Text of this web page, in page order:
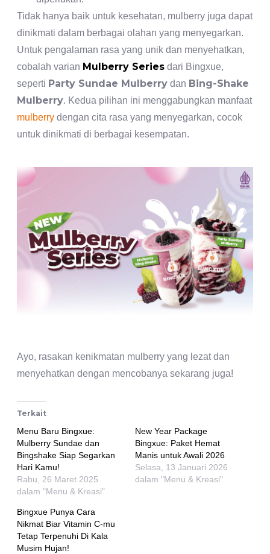
Tidak hanya baik untuk kesehatan, mulberry juga dapat
dinikmati dalam berbagai olahan yang menyegarkan.
Untuk pengalaman rasa yang unik dan menyehatkan,
cobalah varian Mulberry Series dari Bingxue,
seperti Party Sundae Mulberry dan Bing-Shake
Mulberry. Kedua pilihan ini menggabungkan manfaat
mulberry dengan cita rasa yang menyegarkan, cocok
untuk dinikmati di berbagai kesempatan.
Ayo, rasakan kenikmatan mulberry yang lezat dan
menyehatkan dengan mencobanya sekarang juga!
Terkait
Menu Baru Bingxue:
Mulberry Sundae dan
Bingshake Siap Segarkan
Hari Kamu!
Rabu, 26 Maret 2025
dalam "Menu & Kreasi"
New Year Package
Bingxue: Paket Hemat
Manis untuk Awali 2026
Selasa, 13 Januari 2026
dalam "Menu & Kreasi"
Bingxue Punya Cara
Nikmat Biar Vitamin C-mu
Tetap Terpenuhi Di Kala
Musim Hujan!